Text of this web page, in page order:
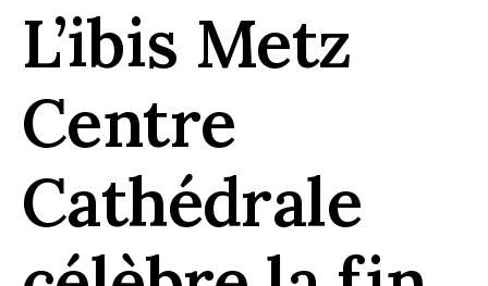
L’ibis Metz
Centre
Cathédrale